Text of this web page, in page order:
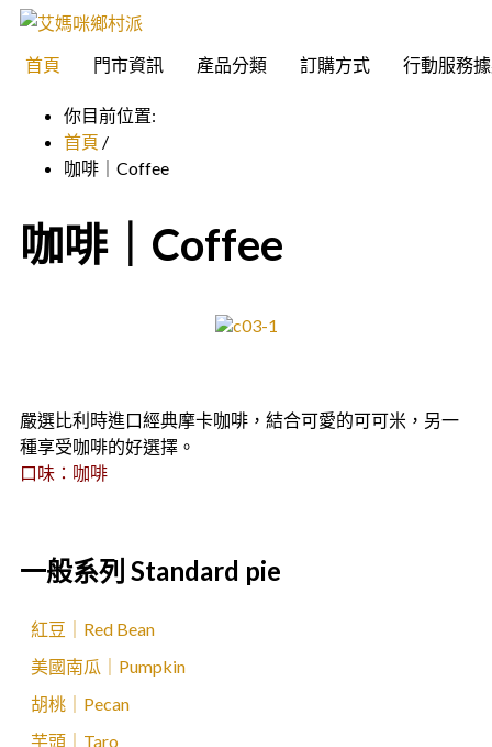
首頁 門市資訊 產品分類 訂購方式 行動服務
你目前位置:
首頁 /
咖啡｜Coffee
咖啡｜Coffee
嚴選比利時進口經典摩卡咖啡，結合可愛的可可米，另一
種享受咖啡的好選擇。
口味：咖啡
一般系列 Standard pie
紅豆｜Red Bean
美國南瓜｜Pumpkin
胡桃｜Pecan
芋頭｜Taro